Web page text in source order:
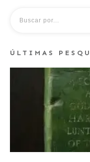
ÚLTIMAS